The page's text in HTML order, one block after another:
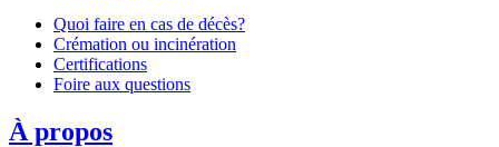
Quoi faire en cas de décès?
Crémation ou incinération
Certifications
Foire aux questions
À propos